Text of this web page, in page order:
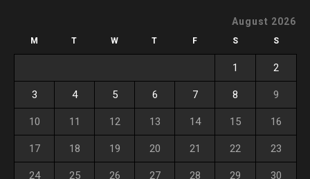
August 2026
M T W T F S S
1 2
3 4 5 6 7 8 9
10 11 12 13 14 15 16
17 18 19 20 21 22 23
24 25 26 27 28 29 30